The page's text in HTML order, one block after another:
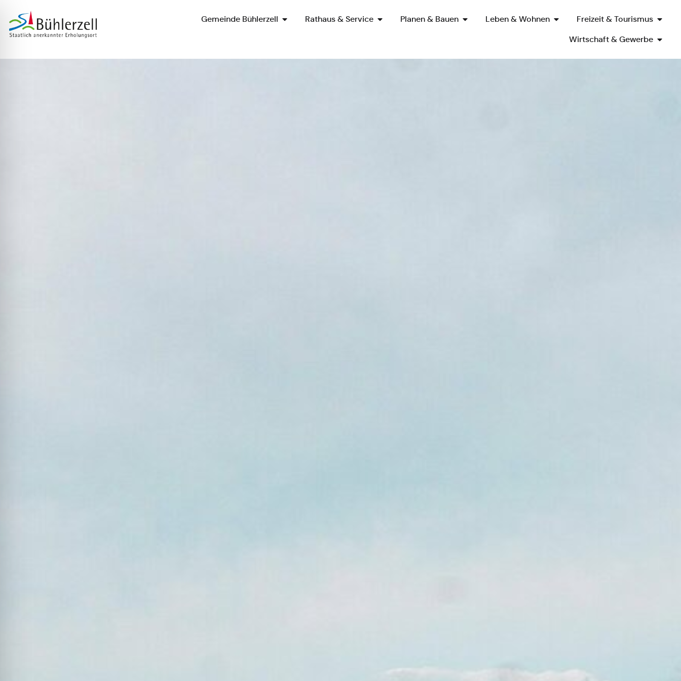
Zur Startseite
Gemeinde Bühlerzell Rathaus & Service Planen & Bauen Leben & Wohnen
Freizeit & Tourismus
Wirtschaft & Gewerbe